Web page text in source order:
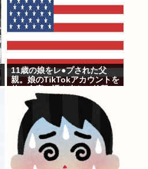
11歳の娘をレ●プされた父
親。娘のTikTokアカウントを
天誅！